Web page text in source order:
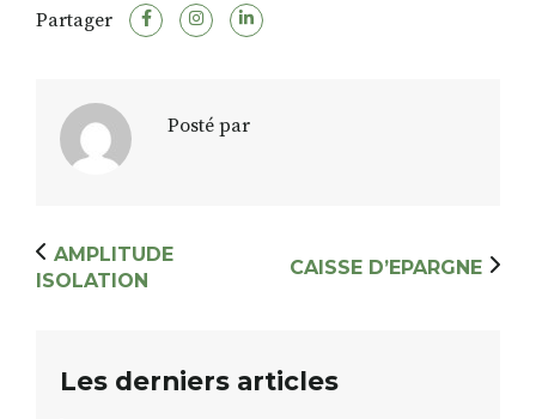
RECHERCHER
Partager
Posté par
AMPLITUDE
ISOLATION
CAISSE D’EPARGNE
Les derniers articles